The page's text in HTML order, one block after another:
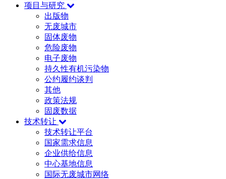
项目与研究
出版物
无废城市
固体废物
危险废物
电子废物
持久性有机污染物
公约履约谈判
其他
政策法规
固废数据
技术转让
技术转让平台
国家需求信息
企业供给信息
中心基地信息
国际无废城市网络